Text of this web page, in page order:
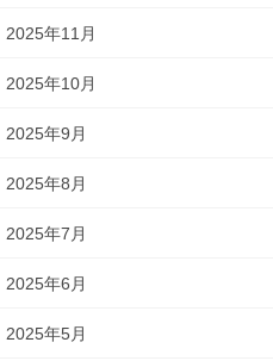
2025年11月
2025年10月
2025年9月
2025年8月
2025年7月
2025年6月
2025年5月